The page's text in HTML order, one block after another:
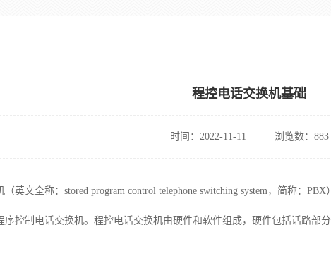
程控电话交换机基础
时间：2022-11-11 浏览数：883
英文全称：stored program control telephone switching system，简称：
序控制电话交换机。程控电话交换机由硬件和软件组成，硬件包括话路部